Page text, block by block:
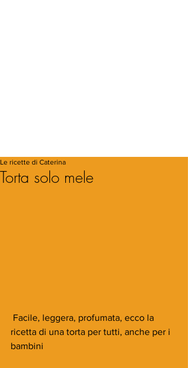
Torta solo mele
Le ricette di Caterina
ricetta di una torta per tutti, anche per i
bambini